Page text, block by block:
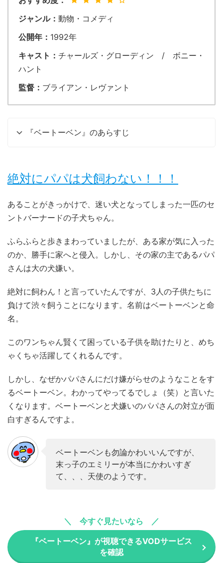
ジャンル： 動物・コメディ
公開年： 1992年
キャスト： チャールズ・グローディン / ボニー・
ハント
監督： ブライアン・レヴァント
『ベートーベン』のあらすじ
絶対にパパは犬飼わない！！！
あることがきっかけで、迷い犬となってしまった一匹のセ
ントバーナードの子犬ちゃん。
ふらふらと歩きまわっていましたが、ある家が気に入った
のか、勝手に家へと侵入。しかし、その家の主であるパパ
さんは大の犬嫌い。
絶対に飼わん！と言っていたんですが、3人の子供たちに
負けて渋々飼うことになります。名前はベートーベンと命
名。
このワンちゃん賢くて困っている子供を助けたりと、めち
ゃくちゃ活躍してくれるんです。
しかし、なぜかパパさんにだけ嫌がらせのようなことをす
るベートーベン。わかってやってるでしょ（笑）と言いた
くなります。ベートーベンと犬嫌いのパパさんの対立が面
白すぎるんですよ。
ベートーベンも勿論かわいいんですが、
末っ子のエミリーが本当にかわいすぎ
て、、、天使のようです。
今すぐ見たいなら
『ベートーベン』が視聴できるVODサービス
を確認